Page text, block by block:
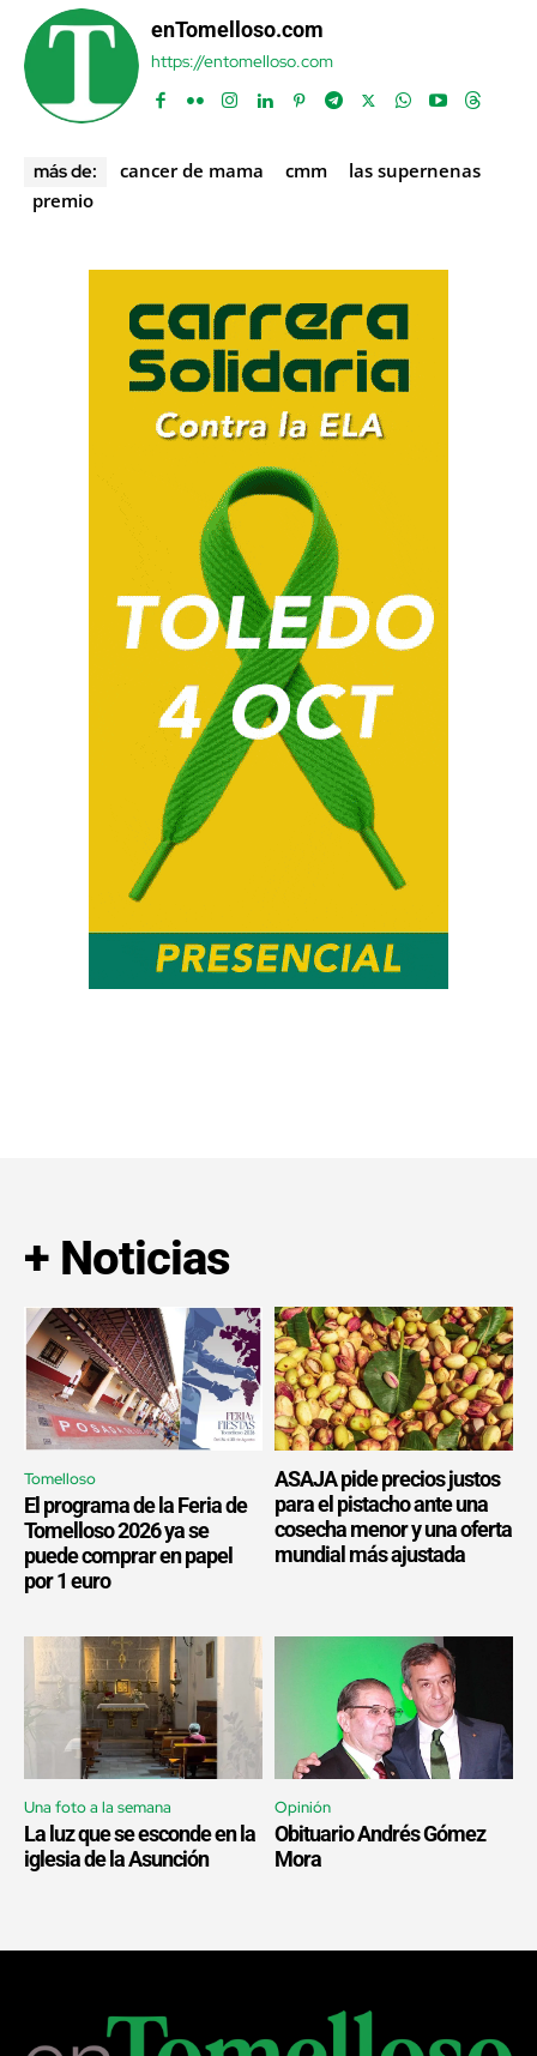
enTomelloso.com
https://entomelloso.com
más de: cancer de mama cmm
las supernenas
premio
+ Noticias
Tomelloso
El programa de la Feria de
Tomelloso 2026 ya se
puede comprar en papel
por 1 euro
ASAJA pide precios justos
para el pistacho ante una
cosecha menor y una oferta
mundial más ajustada
Una foto a la semana
La luz que se esconde en la
iglesia de la Asunción
Opinión
Obituario Andrés Gómez
Mora